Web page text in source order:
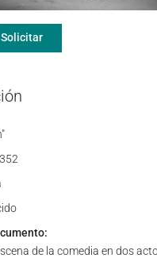
Solicitar
de la comedia en dos